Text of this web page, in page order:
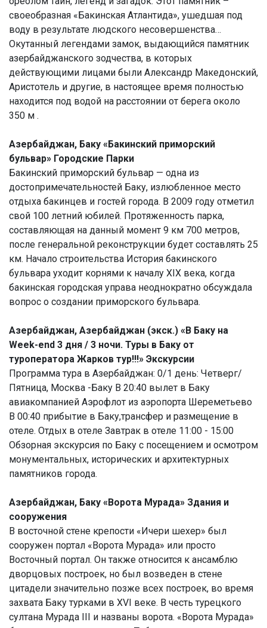
своеобразная «Бакинская Атлантида», ушедшая под
воду в результате людского несовершенства…
Окутанный легендами замок, выдающийся памятник
азербайджанского зодчества, в которых
действующими лицами были Александр Македонский,
Аристотель и другие, в настоящее время полностью
находится под водой на расстоянии от берега около
350 м .
Азербайджан, Баку «Бакинский приморский
бульвар» Городские Парки
Бакинский приморский бульвар — одна из
достопримечательностей Баку, излюбленное место
отдыха бакинцев и гостей города. В 2009 году отметил
свой 100 летний юбилей. Протяженность парка,
составляющая на данный момент 9 км 700 метров,
после генеральной реконструкции будет составлять 25
км. Начало строительства История бакинского
бульвара уходит корнями к началу XIX века, когда
бакинская городская управа неоднократно обсуждала
вопрос о создании приморского бульвара.
Азербайджан, Азербайджан (экск.) «В Баку на
Week-end 3 дня / 3 ночи. Туры в Баку от
туроператора Жарков тур!!!» Экскурсии
Программа тура в Азербайджан: 0/1 день: Четверг/
Пятница, Москва -Баку В 20:40 вылет в Баку
авиакомпанией Аэрофлот из аэропорта Шереметьево
В 00:40 прибытие в Баку,трансфер и размещение в
отеле. Отдых в отеле Завтрак в отеле 11:00 - 15:00
Обзорная экскурсия по Баку с посещением и осмотром
монументальных, исторических и архитектурных
памятников города.
Азербайджан, Баку «Ворота Мурада» Здания и
сооружения
В восточной стене крепости «Ичери шехер» был
сооружен портал «Ворота Мурада» или просто
Восточный портал. Он также относится к ансамблю
дворцовых построек, но был возведен в стене
цитадели значительно позже всех построек, во время
захвата Баку турками в XVI веке. В честь турецкого
султана Мурада III и названы ворота. «Ворота Мурада»